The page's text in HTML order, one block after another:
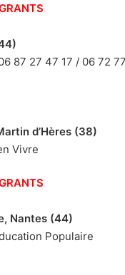
87 27 47 17 / 06 72
d’Hères (38)
Vivre
Nantes (44)
Populaire